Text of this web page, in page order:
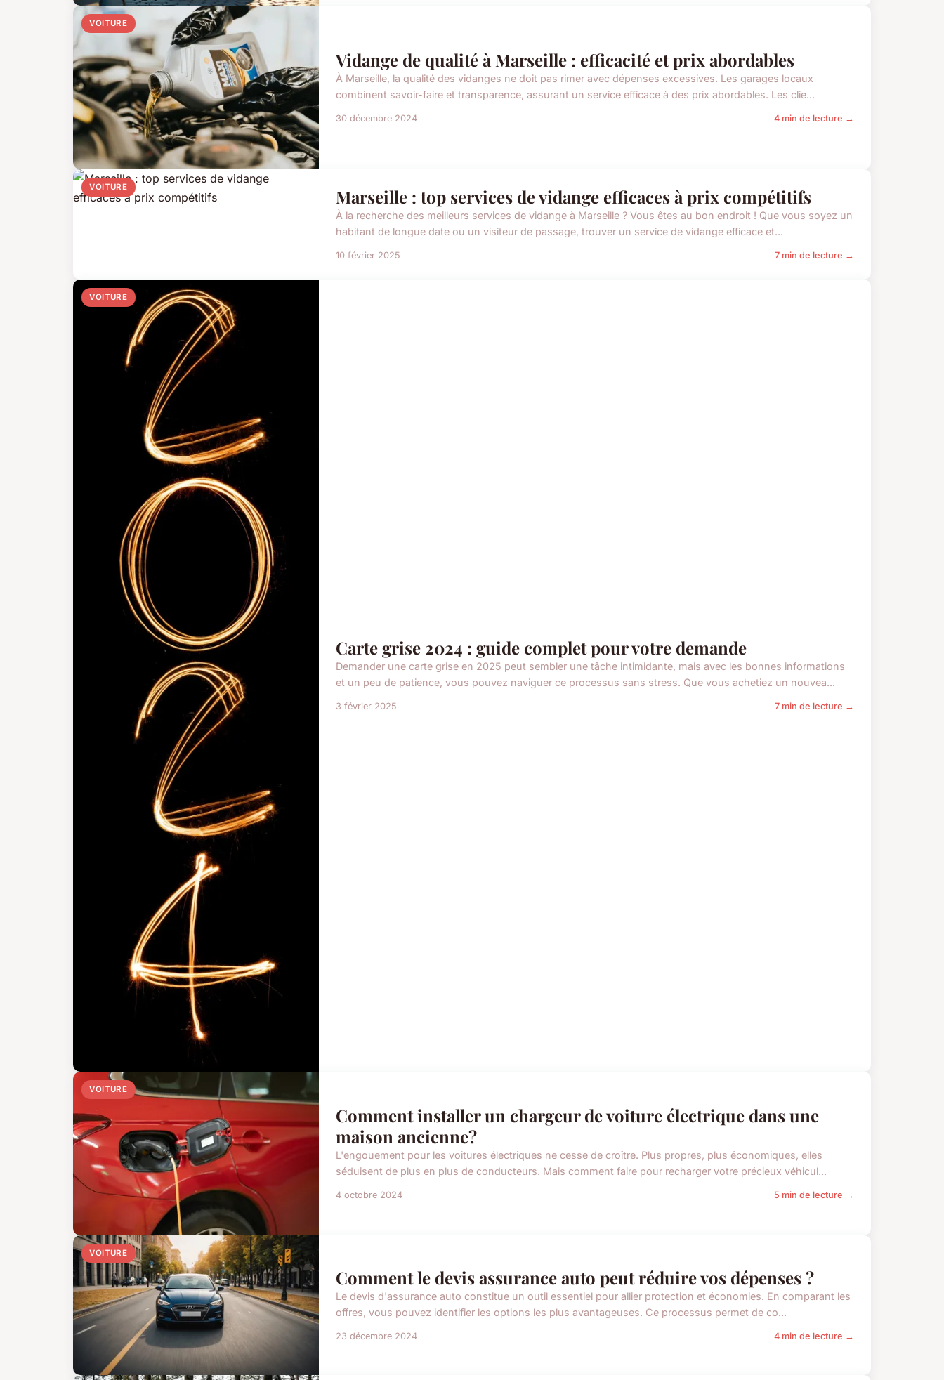
VOITURE
Vidange de qualité à Marseille : efficacité et prix abordables
À Marseille, la qualité des vidanges ne doit pas rimer avec dépenses excessives. Les garages locaux
combinent savoir-faire et transparence, assurant un service efficace à des prix abordables. Les clie...
30 décembre 2024 4 min de lecture →
VOITURE Marseille : top services de vidange efficaces à prix compétitifs
À la recherche des meilleurs services de vidange à Marseille ? Vous êtes au bon endroit ! Que vous soyez un
habitant de longue date ou un visiteur de passage, trouver un service de vidange efficace et...
10 février 2025 7 min de lecture →
VOITURE
Carte grise 2024 : guide complet pour votre demande
Demander une carte grise en 2025 peut sembler une tâche intimidante, mais avec les bonnes informations
et un peu de patience, vous pouvez naviguer ce processus sans stress. Que vous achetiez un nouvea...
3 février 2025 7 min de lecture →
VOITURE
Comment installer un chargeur de voiture électrique dans une
maison ancienne?
L'engouement pour les voitures électriques ne cesse de croître. Plus propres, plus économiques, elles
séduisent de plus en plus de conducteurs. Mais comment faire pour recharger votre précieux véhicul...
4 octobre 2024 5 min de lecture →
VOITURE
Comment le devis assurance auto peut réduire vos dépenses ?
Le devis d'assurance auto constitue un outil essentiel pour allier protection et économies. En comparant les
offres, vous pouvez identifier les options les plus avantageuses. Ce processus permet de co...
23 décembre 2024 4 min de lecture →